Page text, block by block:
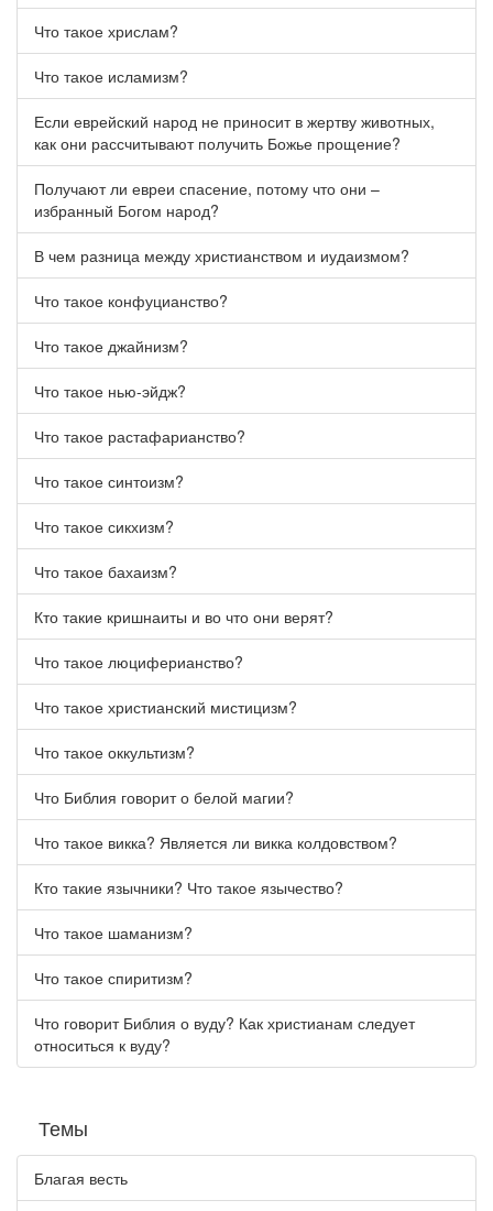
Что такое хрислам?
Что такое исламизм?
Если еврейский народ не приносит в жертву животных,
как они рассчитывают получить Божье прощение?
Получают ли евреи спасение, потому что они –
избранный Богом народ?
В чем разница между христианством и иудаизмом?
Что такое конфуцианство?
Что такое джайнизм?
Что такое нью-эйдж?
Что такое растафарианство?
Что такое синтоизм?
Что такое сикхизм?
Что такое бахаизм?
Кто такие кришнаиты и во что они верят?
Что такое люциферианство?
Что такое христианский мистицизм?
Что такое оккультизм?
Что Библия говорит о белой магии?
Что такое викка? Является ли викка колдовством?
Кто такие язычники? Что такое язычество?
Что такое шаманизм?
Что такое спиритизм?
Что говорит Библия о вуду? Как христианам следует
относиться к вуду?
Темы
Благая весть